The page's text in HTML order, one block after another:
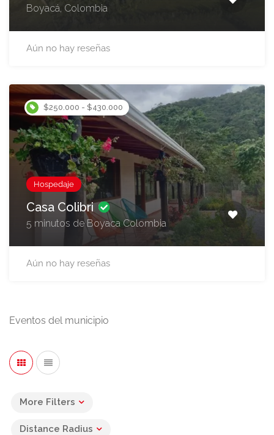
Boyacá, Colombia
Aún no hay reseñas
$250.000 - $430.000
Hospedaje
Casa Colibri
5 minutos de Boyaca Colombia
Aún no hay reseñas
Eventos del municipio
More Filters
Distance Radius